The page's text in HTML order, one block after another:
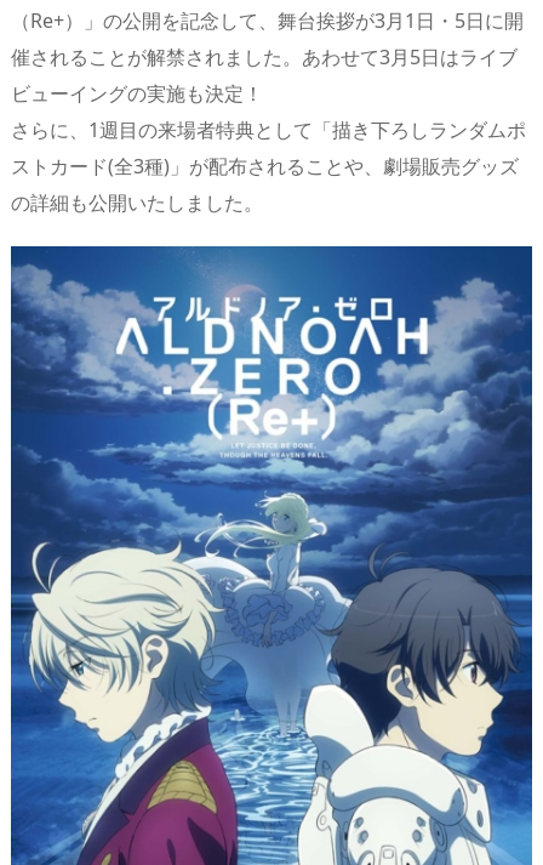
（Re+）」の公開を記念して、舞台挨拶が3月1日・5日に開
催されることが解禁されました。あわせて3月5日はライブ
ビューイングの実施も決定！
さらに、1週目の来場者特典として「描き下ろしランダムポ
ストカード(全3種)」が配布されることや、劇場販売グッズ
の詳細も公開いたしました。